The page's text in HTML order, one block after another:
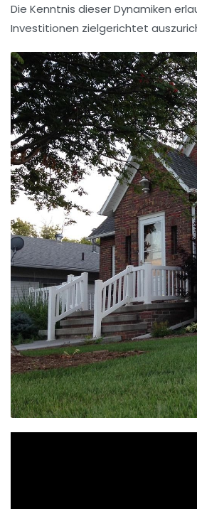
Die Kenntnis dieser Dynamiken
Investitionen zielgerichtet